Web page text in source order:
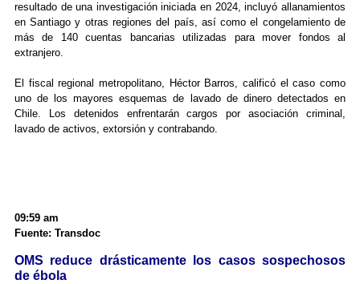
resultado de una investigación iniciada en 2024, incluyó allanamientos
en Santiago y otras regiones del país, así como el congelamiento de
más de 140 cuentas bancarias utilizadas para mover fondos al
extranjero.
El fiscal regional metropolitano, Héctor Barros, calificó el caso como
uno de los mayores esquemas de lavado de dinero detectados en
Chile. Los detenidos enfrentarán cargos por asociación criminal,
lavado de activos, extorsión y contrabando.
09:59 am
Fuente: Transdoc
OMS reduce drásticamente los casos sospechosos
de ébola